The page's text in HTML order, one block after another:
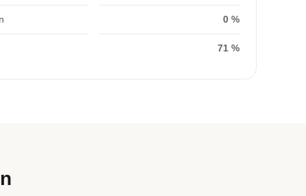
0 %
71 %